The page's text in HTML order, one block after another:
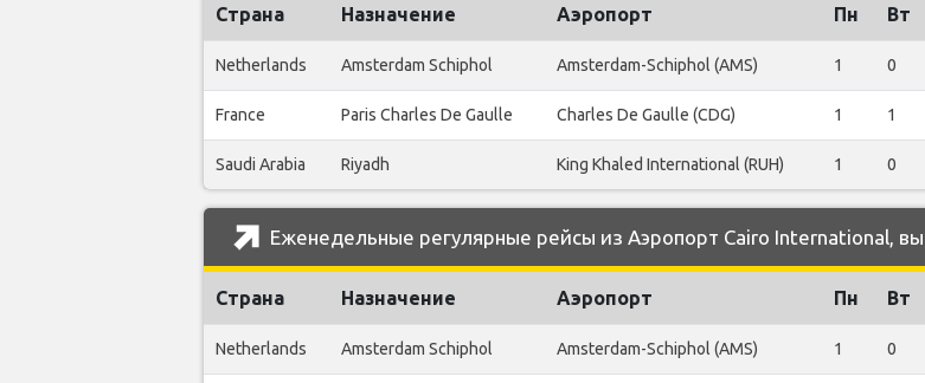
Страна Назначение Аэропорт Пн Вт
Netherlands Amsterdam Schiphol Amsterdam-Schiphol (AMS) 1 0
France Paris Charles De Gaulle Charles De Gaulle (CDG) 1 1
Saudi Arabia Riyadh King Khaled International (RUH) 1 0
Еженедельные регулярные рейсы из Аэропорт Cairo International,
Страна Назначение Аэропорт Пн Вт
Netherlands Amsterdam Schiphol Amsterdam-Schiphol (AMS) 1 0